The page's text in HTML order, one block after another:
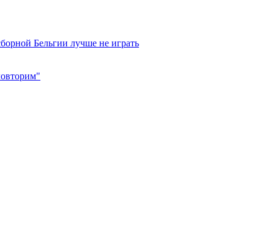
Бельгии лучше не играть